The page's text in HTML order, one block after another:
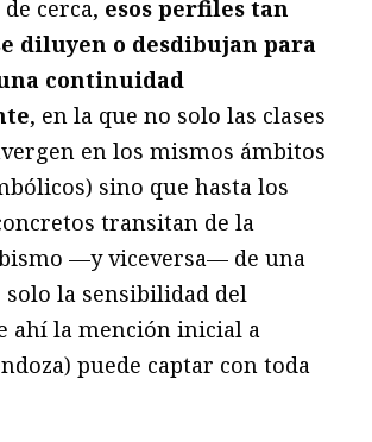
cerca, esos perfiles tan
diluyen o desdibujan para
continuidad
, en la que no solo las clases
en los mismos ámbitos
sino que hasta los
transitan de la
—y viceversa— de una
solo la sensibilidad del
ahí la mención inicial a
puede captar con toda